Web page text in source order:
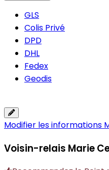
GLS
Colis Privé
DPD
DHL
Fedex
Geodis
Modifier les informations
Voisin-relais Marie